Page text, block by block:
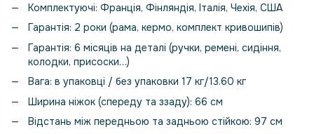
Комплектуючі: Франція, Фінляндія, Італія, Чехія, США
Гарантія: 2 роки (рама, кермо, комплект кривошипів)
Гарантія: 6 місяців на деталі (ручки, ремені, сидіння,
колодки, присоски…)
Вага: в упаковці / без упаковки 17 кг/13.60 кг
Ширина ніжок (спереду та ззаду): 66 см
Відстань між передньою та задньою стійкою: 97 см